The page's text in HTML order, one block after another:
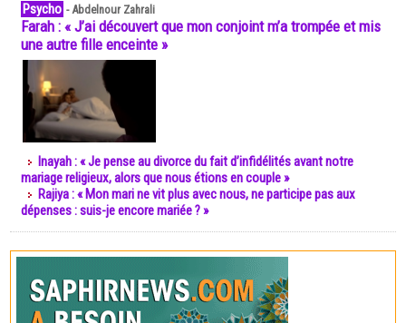
Psycho -Abdelnour Zahrali
Farah : « J’ai découvert que mon conjoint m’a trompée et mis
une autre fille enceinte »
Inayah : « Je pense au divorce du fait d’infidélités avant notre
mariage religieux, alors que nous étions en couple »
Rajiya : « Mon mari ne vit plus avec nous, ne participe pas aux
dépenses : suis-je encore mariée ? »